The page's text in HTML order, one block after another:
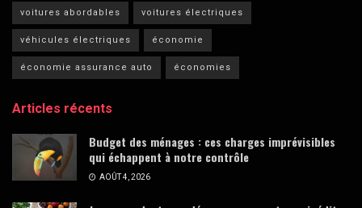
voitures abordables voitures électriques
véhicules électriques économie
économie assurance auto économies
Articles récents
Budget des ménages : ces charges imprévisibles
qui échappent à notre contrôle
AOÛT 4, 2026